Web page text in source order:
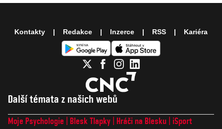
Další témata z našich webů
Moje Psychologie Blesk Tlapky Hráči na Blesku
iSport
Kontakty Redakce Inzerce RSS Kariéra